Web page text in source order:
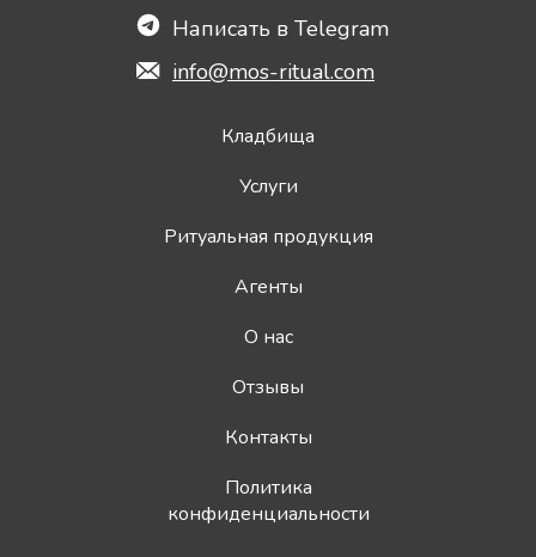
Написать в Telegram
info@mos-ritual.com
Кладбища
Услуги
Ритуальная продукция
Агенты
О нас
Отзывы
Контакты
Политика
конфиденциальности